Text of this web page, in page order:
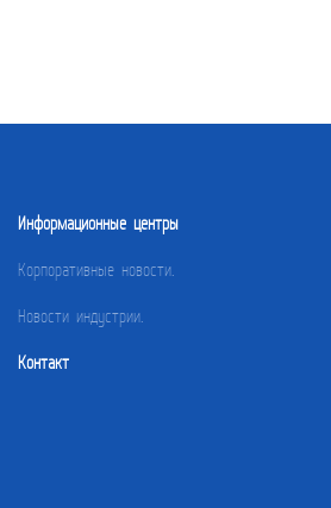
Информационные центры
Корпоративные новости.
Новости индустрии.
Контакт